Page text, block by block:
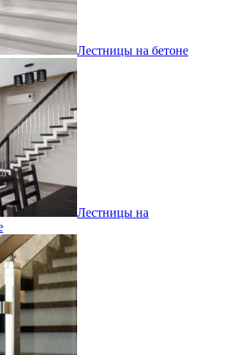
Лестницы на бетоне
Лестницы на